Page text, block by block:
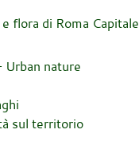
flora di Roma Capitale
nature
sul territorio